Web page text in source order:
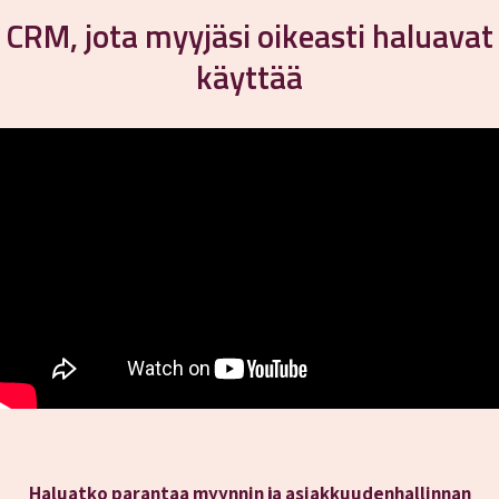
CRM, jota myyjäsi oikeasti haluavat
käyttää
Haluatko parantaa myynnin ja asiakkuudenhallinnan